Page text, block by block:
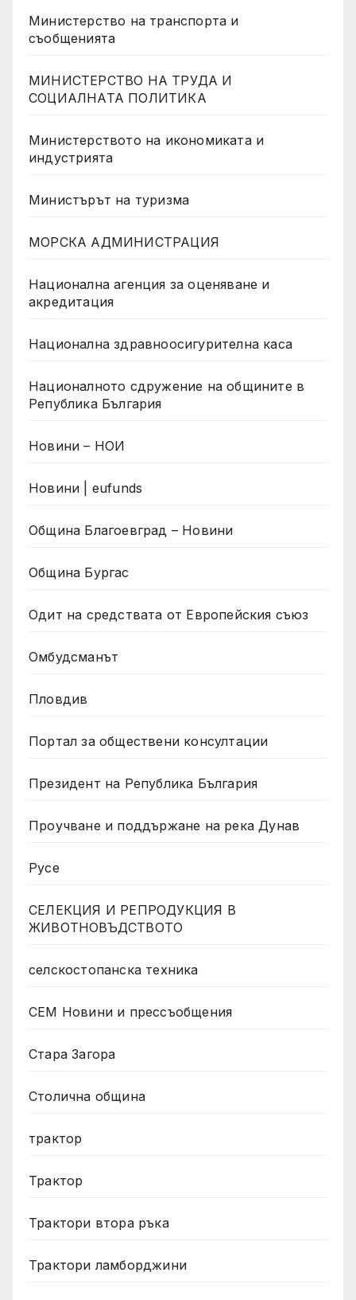
Министерство на транспорта и
съобщенията
МИНИСТЕРСТВО НА ТРУДА И
СОЦИАЛНАТА ПОЛИТИКА
Министерството на икономиката и
индустрията
Министърът на туризма
МОРСКА АДМИНИСТРАЦИЯ
Национална агенция за оценяване и
акредитация
Национална здравноосигурителна каса
Националното сдружение на общините в
Република България
Новини – НОИ
Новини | eufunds
Община Благоевград – Новини
Община Бургас
Одит на средствата от Европейския съюз
Омбудсманът
Пловдив
Портал за обществени консултации
Президент на Република България
Проучване и поддържане на река Дунав
Русе
СЕЛЕКЦИЯ И РЕПРОДУКЦИЯ В
ЖИВОТНОВЪДСТВОТО
селскостопанска техника
СЕМ Новини и прессъобщения
Стара Загора
Столична община
трактор
Трактор
Трактори втора ръка
Трактори ламборджини